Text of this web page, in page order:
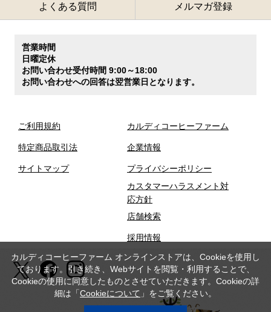
よくある質問 メルマガ登録
営業時間
日曜定休
お問い合わせ受付時間 9:00～18:00
お問い合わせへの回答は翌営業日となります。
ご利用規約
特定商品取引法
サイトマップ
カルディコーヒーファーム
企業情報
プライバシーポリシー
カスタマーハラスメント対
応方針
店舗検索
採用情報
カルディコーヒーファーム オンラインストアは、Cookieを使用し
ております。引き続き、Webサイトを閲覧・利用することで、
Cookieの使用に同意したものとさせていただきます。Cookieの詳
細は「Cookieについて 」をご覧ください。